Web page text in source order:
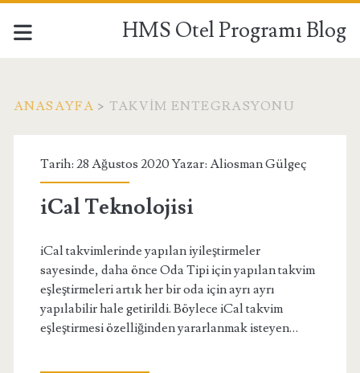
HMS Otel Programı Blog
ANASAYFA > TAKVIM ENTEGRASYONU
Etiket:
<span>takvim
entegrasyonu</span>
Tarih: 28 Ağustos 2020 Yazar: Aliosman Gülgeç
iCal Teknolojisi
iCal takvimlerinde yapılan iyileştirmeler
sayesinde, daha önce Oda Tipi için yapılan takvim
eşleştirmeleri artık her bir oda için ayrı ayrı
yapılabilir hale getirildi. Böylece iCal takvim
eşleştirmesi özelliğinden yararlanmak isteyen…